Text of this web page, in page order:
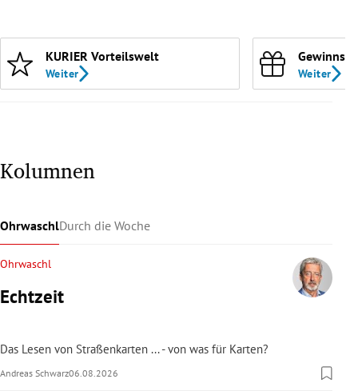
Untermenü
KURIER Vorteilswelt
Weiter Weiter
Kolumnen
OhrwaschlDurch die Woche
Ohrwaschl
Echtzeit
Das Lesen von Straßenkarten ... - von was für Karten?
Andreas Schwarz06.08.2026